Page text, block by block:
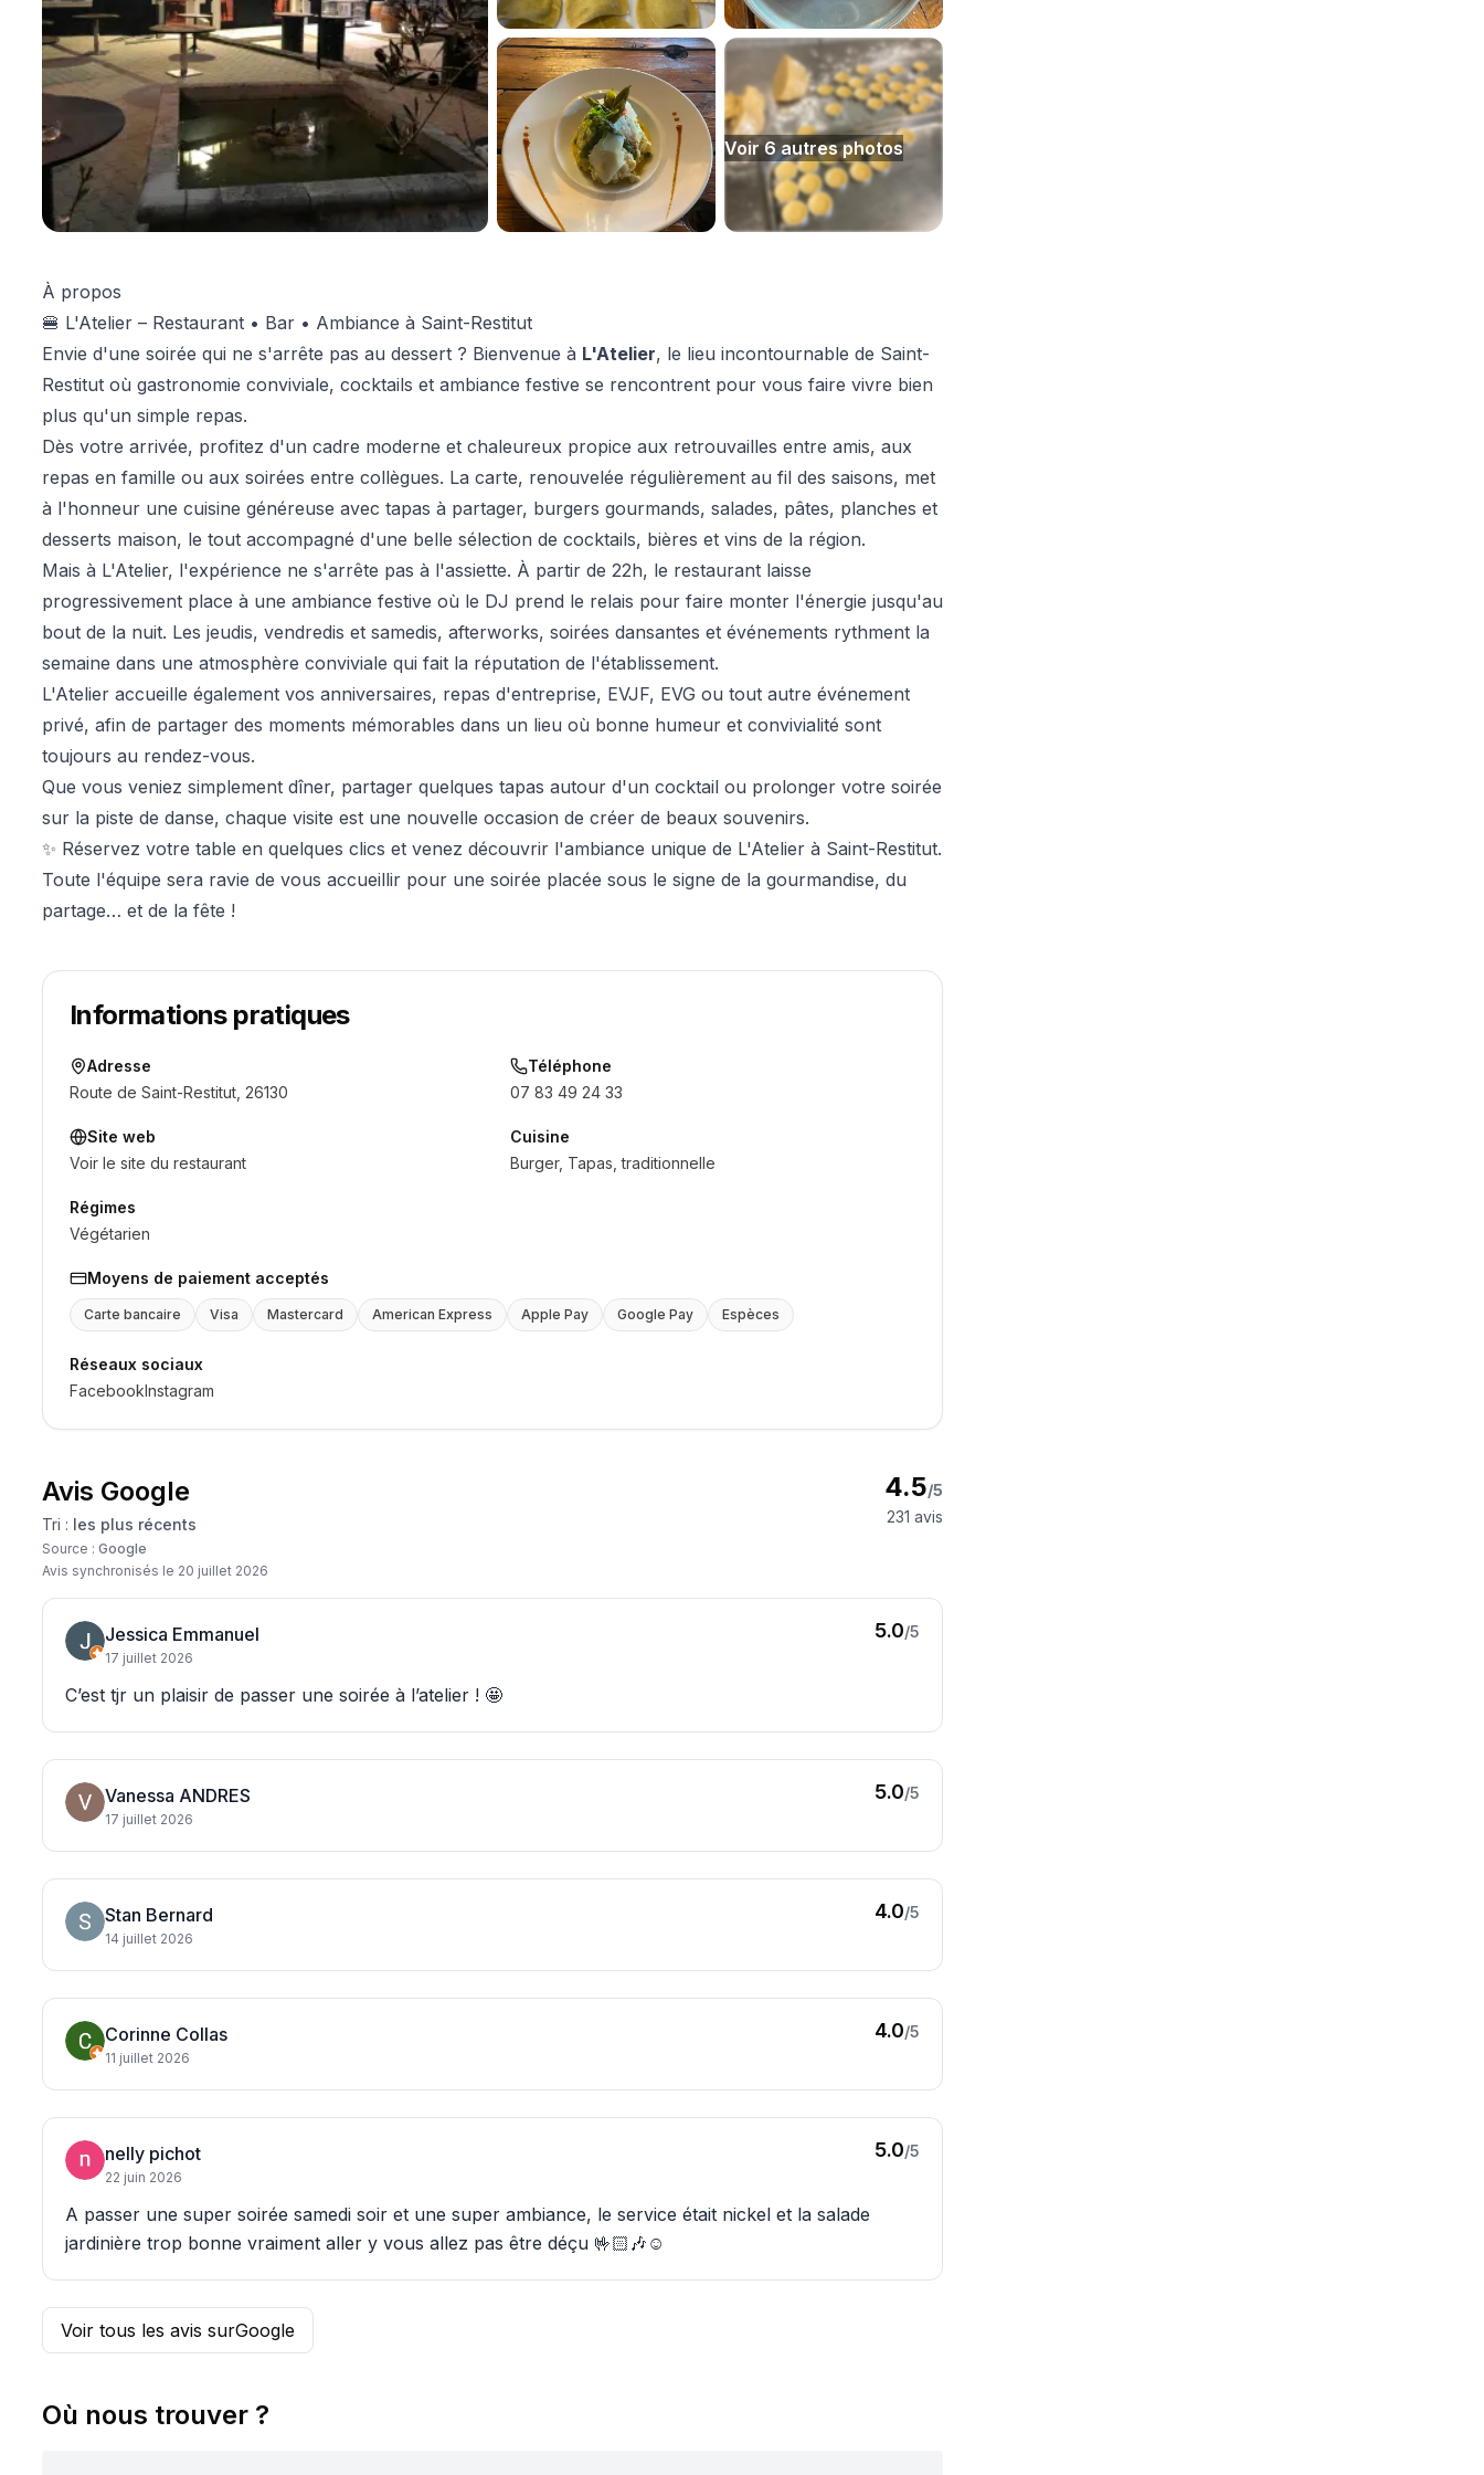
Voir6autresphotos
À propos
🍔 L'Atelier – Restaurant • Bar • Ambiance à Saint-Restitut
Envie d'une soirée qui ne s'arrête pas au dessert ? Bienvenue à L'Atelier, le lieu incontournable de Saint-
Restitut où gastronomie conviviale, cocktails et ambiance festive se rencontrent pour vous faire vivre bien
plus qu'un simple repas.
Dès votre arrivée, profitez d'un cadre moderne et chaleureux propice aux retrouvailles entre amis, aux
repas en famille ou aux soirées entre collègues. La carte, renouvelée régulièrement au fil des saisons, met
à l'honneur une cuisine généreuse avec tapas à partager, burgers gourmands, salades, pâtes, planches et
desserts maison, le tout accompagné d'une belle sélection de cocktails, bières et vins de la région.
Mais à L'Atelier, l'expérience ne s'arrête pas à l'assiette. À partir de 22h, le restaurant laisse
progressivement place à une ambiance festive où le DJ prend le relais pour faire monter l'énergie jusqu'au
bout de la nuit. Les jeudis, vendredis et samedis, afterworks, soirées dansantes et événements rythment la
semaine dans une atmosphère conviviale qui fait la réputation de l'établissement.
L'Atelier accueille également vos anniversaires, repas d'entreprise, EVJF, EVG ou tout autre événement
privé, afin de partager des moments mémorables dans un lieu où bonne humeur et convivialité sont
toujours au rendez-vous.
Que vous veniez simplement dîner, partager quelques tapas autour d'un cocktail ou prolonger votre soirée
sur la piste de danse, chaque visite est une nouvelle occasion de créer de beaux souvenirs.
✨ Réservez votre table en quelques clics et venez découvrir l'ambiance unique de L'Atelier à Saint-Restitut.
Toute l'équipe sera ravie de vous accueillir pour une soirée placée sous le signe de la gourmandise, du
partage… et de la fête !
Informations pratiques
Adresse
Route de Saint-Restitut, 26130
Téléphone
07 83 49 24 33
Site web
Voir le site du restaurant
Cuisine
Burger, Tapas, traditionnelle
Régimes
Végétarien
Moyens de paiement acceptés
Carte bancaire Visa Mastercard American Express Apple Pay Google Pay Espèces
Réseaux sociaux
FacebookInstagram
Avis Google
Tri : les plus récents
Source : Google
Avis synchronisés le 20 juillet 2026
4.5/5
231 avis
Jessica Emmanuel
17 juillet 2026
5.0/5
C’est tjr un plaisir de passer une soirée à l’atelier ! 🤩
Vanessa ANDRES
17 juillet 2026
5.0/5
Stan Bernard
14 juillet 2026
4.0/5
Corinne Collas
11 juillet 2026
4.0/5
nelly pichot
22 juin 2026
5.0/5
A passer une super soirée samedi soir et une super ambiance, le service était nickel et la salade
jardinière trop bonne vraiment aller y vous allez pas être déçu 🤟🏻🎶☺️
Voir tous les avis surGoogle
Où nous trouver ?